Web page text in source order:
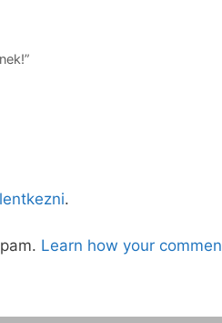
.
Learn how your